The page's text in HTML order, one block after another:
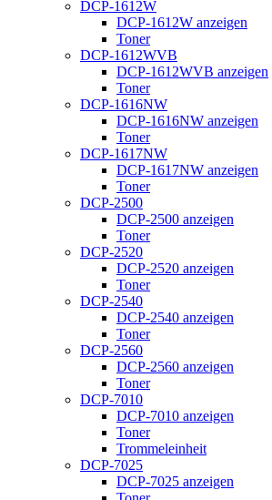
DCP-1612W
DCP-1612W anzeigen
Toner
DCP-1612WVB
DCP-1612WVB anzeigen
Toner
DCP-1616NW
DCP-1616NW anzeigen
Toner
DCP-1617NW
DCP-1617NW anzeigen
Toner
DCP-2500
DCP-2500 anzeigen
Toner
DCP-2520
DCP-2520 anzeigen
Toner
DCP-2540
DCP-2540 anzeigen
Toner
DCP-2560
DCP-2560 anzeigen
Toner
DCP-7010
DCP-7010 anzeigen
Toner
Trommeleinheit
DCP-7025
DCP-7025 anzeigen